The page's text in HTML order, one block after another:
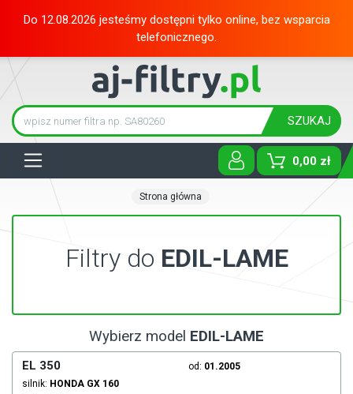
Do 12.08.2026 jesteśmy dostępni tylko online, bez wsparcia
telefonicznego.
SZUKAJ
0,00 zł
Strona główna
Filtry do EDIL-LAME
Wybierz model EDIL-LAME
EL 350 od: 01.2005
silnik: HONDA GX 160